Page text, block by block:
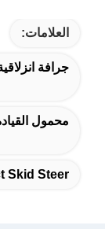
العلامات:
جرافة
محمول القيادة المصغرة ذو 25
Skid Steer